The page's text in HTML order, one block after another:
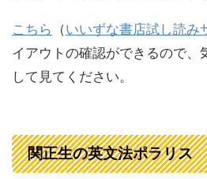
こちら （いいずな書店試し読み
イアウトの確認ができるので、
して見てください。
関正生の英文法ポラリス